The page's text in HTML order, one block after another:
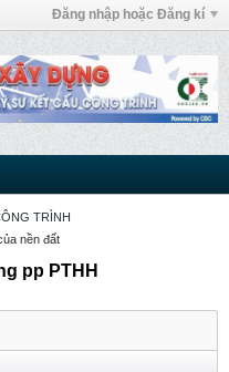
Đăng nhập hoặc Đăng kí
TRÌNH
nền đất
pp PTHH